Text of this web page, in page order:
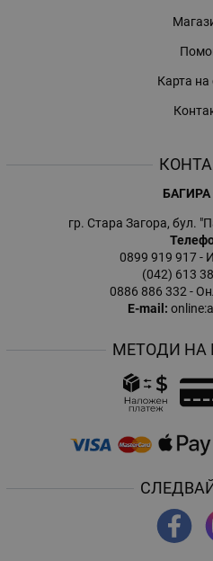
Карта на
гр. Стара Загора, бул.
0899 919 917-
(042) 613
0886 886 332 -
E-mail:
МЕТОДИ НА